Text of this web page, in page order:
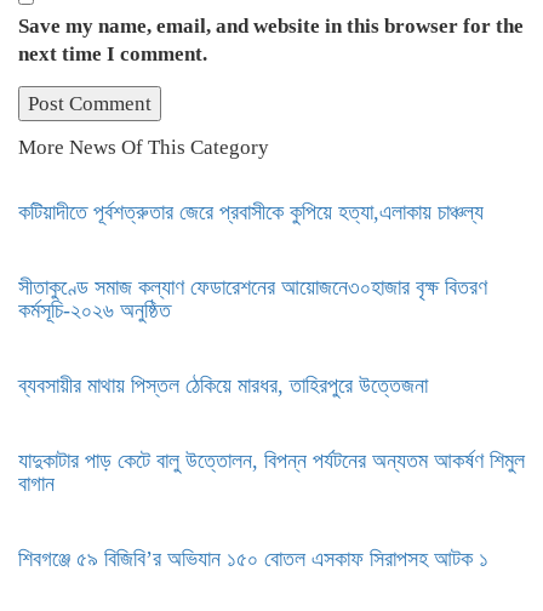
Save my name, email, and website in this browser for the
next time I comment.
More News Of This Category
কটিয়াদীতে পূর্বশত্রুতার জেরে প্রবাসীকে কুপিয়ে হত্যা,এলাকায় চাঞ্চল্য
সীতাকুণ্ডে সমাজ কল্যাণ ফেডারেশনের আয়োজনে৩০হাজার বৃক্ষ বিতরণ
কর্মসূচি-২০২৬ অনুষ্ঠিত
ব্যবসায়ীর মাথায় পিস্তল ঠেকিয়ে মারধর, তাহিরপুরে উত্তেজনা
যাদুকাটার পাড় কেটে বালু উত্তোলন, বিপন্ন পর্যটনের অন্যতম আকর্ষণ শিমুল
বাগান
শিবগঞ্জে ৫৯ বিজিবি’র অভিযান ১৫০ বোতল এসকাফ সিরাপসহ আটক ১